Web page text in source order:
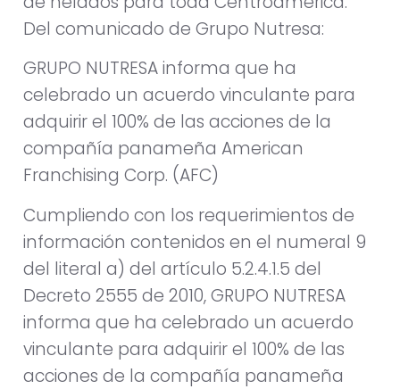
Del comunicado de Grupo Nutresa:
GRUPO NUTRESA informa que ha
celebrado un acuerdo vinculante para
adquirir el 100% de las acciones de la
compañía panameña American
Franchising Corp. (AFC)
Cumpliendo con los requerimientos de
información contenidos en el numeral 9
del literal a) del artículo 5.2.4.1.5 del
Decreto 2555 de 2010, GRUPO NUTRESA
informa que ha celebrado un acuerdo
vinculante para adquirir el 100% de las
acciones de la compañía panameña